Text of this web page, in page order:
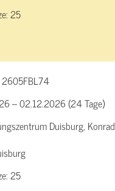
25
2605FBL74
– 02.12.2026 (24 Tage)
Duisburg,
25